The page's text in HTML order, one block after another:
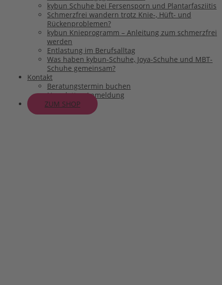
kybun Schuhe bei Fersensporn und Plantarfasziitis
Schmerzfrei wandern trotz Knie-, Hüft- und
Rückenproblemen?
kybun Knieprogramm – Anleitung zum schmerzfrei
werden
Entlastung im Berufsalltag
Was haben kybun-Schuhe, Joya-Schuhe und MBT-
Schuhe gemeinsam?
Kontakt
Beratungstermin buchen
Newsletter-Anmeldung
ZUM SHOP